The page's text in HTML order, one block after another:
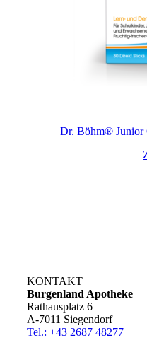
Dr. Böhm® Junior
KONTAKT
Burgenland Apotheke
Rathausplatz 6
A-7011 Siegendorf
Tel.: +43 2687 48277